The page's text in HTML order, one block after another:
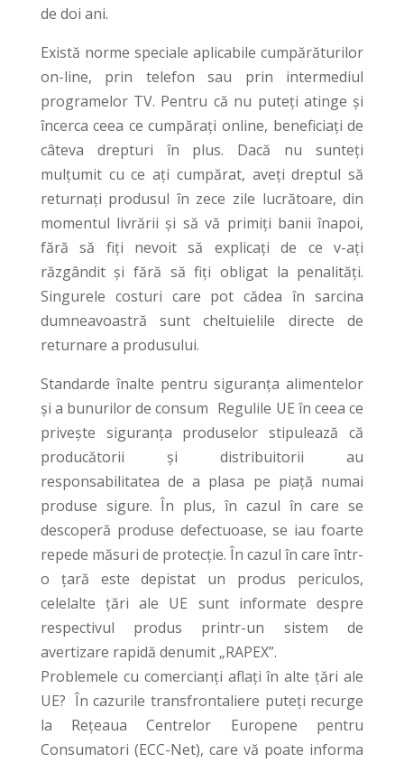
de doi ani.
Există norme speciale aplicabile cumpărăturilor
on-line, prin telefon sau prin intermediul
programelor TV. Pentru că nu puteți atinge și
încerca ceea ce cumpăraţi online, beneficiaţi de
câteva drepturi în plus. Dacă nu sunteţi
mulțumit cu ce aţi cumpărat, aveţi dreptul să
returnaţi produsul în zece zile lucrătoare, din
momentul livrării și să vă primiţi banii înapoi,
fără să fiţi nevoit să explicaţi de ce v-aţi
răzgândit și fără să fiţi obligat la penalități.
Singurele costuri care pot cădea în sarcina
dumneavoastră sunt cheltuielile directe de
returnare a produsului.
Standarde înalte pentru siguranţa alimentelor
şi a bunurilor de consum Regulile UE în ceea ce
priveşte siguranţa produselor stipulează că
producătorii şi distribuitorii au
responsabilitatea de a plasa pe piaţă numai
produse sigure. În plus, în cazul în care se
descoperă produse defectuoase, se iau foarte
repede măsuri de protecţie. În cazul în care într-
o ţară este depistat un produs periculos,
celelalte ţări ale UE sunt informate despre
respectivul produs printr-un sistem de
avertizare rapidă denumit „RAPEX”.
Problemele cu comercianţi aflaţi în alte ţări ale
UE? În cazurile transfrontaliere puteţi recurge
la Reţeaua Centrelor Europene pentru
Consumatori (ECC-Net), care vă poate informa